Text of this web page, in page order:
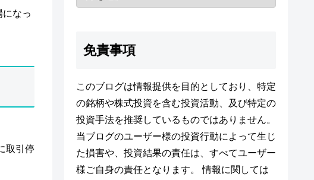
なっ
取引停
免責事項
このブログは情報提供を目的としており、特定
の銘柄や株式投資を含む投資活動、及び特定の
投資手法を推奨しているものではありません。
当ブログのユーザー様の投資行動によって生じ
た損害や、投資結果の責任は、すべてユーザー
様ご自身の責任となります。 情報に関しては